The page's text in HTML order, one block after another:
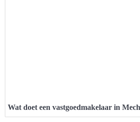
Wat doet een vastgoedmakelaar in